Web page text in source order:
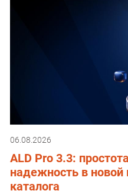
06.08.2026
ALD Pro 3.3:
надежность в
каталога